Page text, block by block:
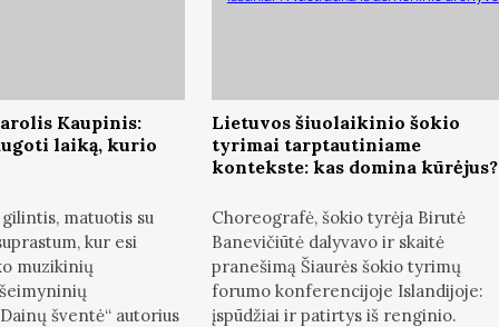
Kaupinis:
laiką, kurio
matuotis su
kur esi
muzikinių
šventė“ autorius
Lietuvos šiuolaikinio šokio
tyrimai tarptautiniame
kontekste: kas domina kūrėjus?
Choreografė, šokio tyrėja Birutė
Banevičiūtė dalyvavo ir skaitė
pranešimą Šiaurės šokio tyrimų
forumo konferencijoje Islandijoje:
įspūdžiai ir patirtys iš renginio.